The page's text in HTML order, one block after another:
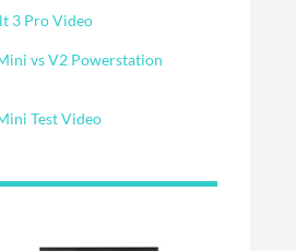
3 Pro Video
vs V2 Powerstation
Test Video